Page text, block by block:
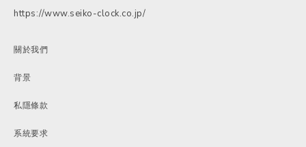
https://www.seiko-clock.co.jp/
關於我們
背景
私隱條款
系統要求